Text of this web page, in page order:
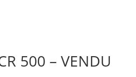
500 – VENDU